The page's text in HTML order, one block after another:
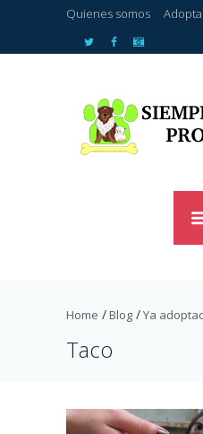
Quienes somos
Home Blog Ya
Taco